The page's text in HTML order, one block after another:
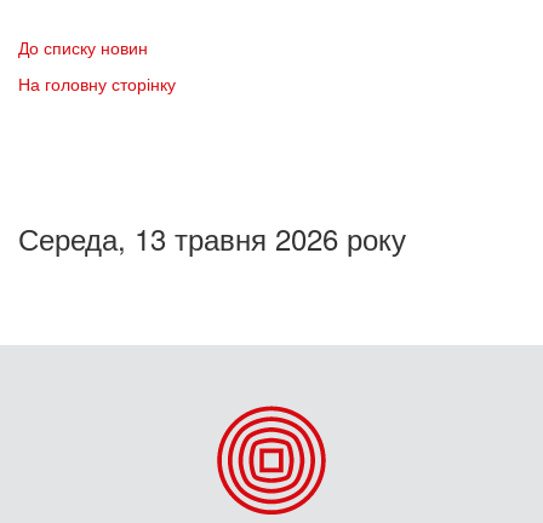
До списку новин
На головну сторінку
Середа, 13 травня 2026 року